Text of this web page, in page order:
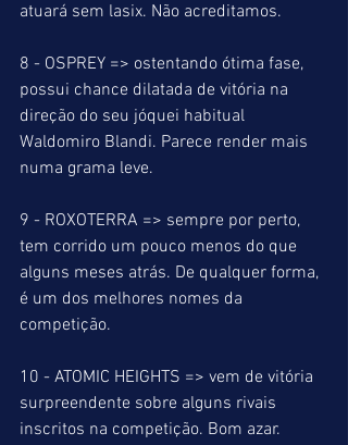
atuará sem lasix. Não acreditamos.
8 - OSPREY => ostentando ótima fase,
possui chance dilatada de vitória na
direção do seu jóquei habitual
Waldomiro Blandi. Parece render mais
numa grama leve.
9 - ROXOTERRA => sempre por perto,
tem corrido um pouco menos do que
alguns meses atrás. De qualquer forma,
é um dos melhores nomes da
competição.
10 - ATOMIC HEIGHTS => vem de vitória
surpreendente sobre alguns rivais
inscritos na competição. Bom azar.